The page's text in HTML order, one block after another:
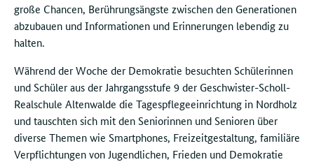
große Chancen, Berührungsängste zwischen den Generationen
abzubauen und Informationen und Erinnerungen lebendig zu
halten.
Während der Woche der Demokratie besuchten Schülerinnen
und Schüler aus der Jahrgangsstufe 9 der Geschwister-Scholl-
Realschule Altenwalde die Tagespflegeeinrichtung in Nordholz
und tauschten sich mit den Seniorinnen und Senioren über
diverse Themen wie Smartphones, Freizeitgestaltung, familiäre
Verpflichtungen von Jugendlichen, Frieden und Demokratie